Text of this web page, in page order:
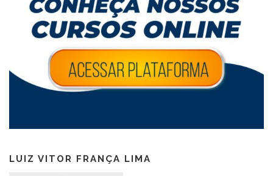
LUIZ VITOR FRANÇA LIMA